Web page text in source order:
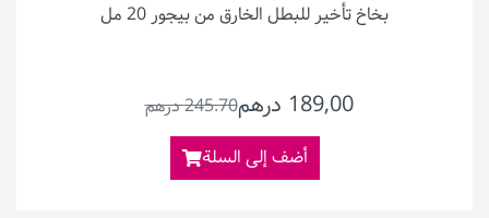
بخاخ تأخير للبطل الخارق من بيجور 20 مل
189,00 درهم
245.70 درهم
أضف إلى السلة